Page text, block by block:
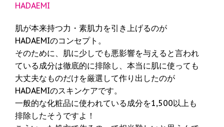
HADAEMI
肌が本来持つ力・素肌力を引き上げるのが
HADAEMIのコンセプト。
そのために、肌に少しでも悪影響を与えると言われ
ている成分は徹底的に排除し、本当に肌に使っても
大丈夫なものだけを厳選して作り出したのが
HADAEMIのスキンケアです。
一般的な化粧品に使われている成分を1,500以上も
排除したそうですよ！